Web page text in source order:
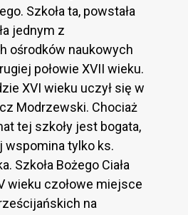
Szkoła ta, powstała
jednym z
ośrodków naukowych
połowie XVII wieku.
XVI wieku uczył się w
Modrzewski. Chociaż
tej szkoły jest bogata,
wspomina tylko ks.
Szkoła Bożego Ciała
wieku czołowe miejsce
na